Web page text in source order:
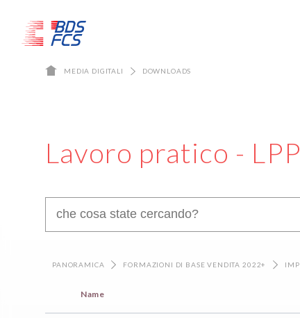
MEDIA DIGITALI DOWNLOADS
Lavoro pratico - LPP
PANORAMICA FORMAZIONI DI BASE VENDITA 2022+
Name